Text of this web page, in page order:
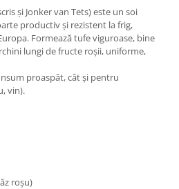
și Jonker van Tets) este un soi
productiv și rezistent la frig,
Formează tufe viguroase, bine
lungi de fructe roșii, uniforme,
proaspăt, cât și pentru
vin).
roșu)